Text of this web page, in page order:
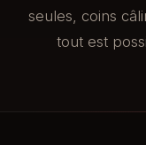
seules, coins
tout est